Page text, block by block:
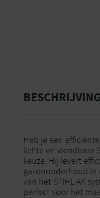
BESCHRIJVING
Heb je een
lichte en wendbare
keuze. Hij levert
gazononderhoud in
van het STIHL AK
perfect voor het